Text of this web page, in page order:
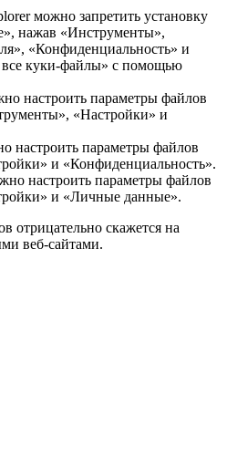
можно запретить установку
нажав «Инструменты»,
«Конфиденциальность» и
все куки-файлы» с помощью
настроить параметры файлов
«Настройки» и
настроить параметры файлов
и «Конфиденциальность».
настроить параметры файлов
и «Личные данные».
отрицательно скажется на
веб-сайтами.